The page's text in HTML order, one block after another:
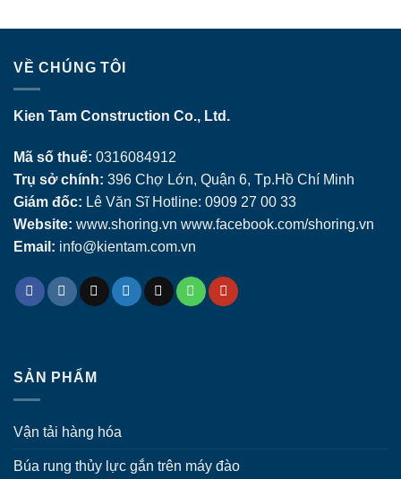
VỀ CHÚNG TÔI
Kien Tam Construction Co., Ltd.
Mã số thuế: 0316084912
Trụ sở chính: 396 Chợ Lớn, Quận 6, Tp.Hồ Chí Minh
Giám đốc: Lê Văn Sĩ Hotline: 0909 27 00 33
Website: www.shoring.vn www.facebook.com/shoring.vn
Email: info@kientam.com.vn
SẢN PHẨM
Vận tải hàng hóa
Búa rung thủy lực gắn trên máy đào